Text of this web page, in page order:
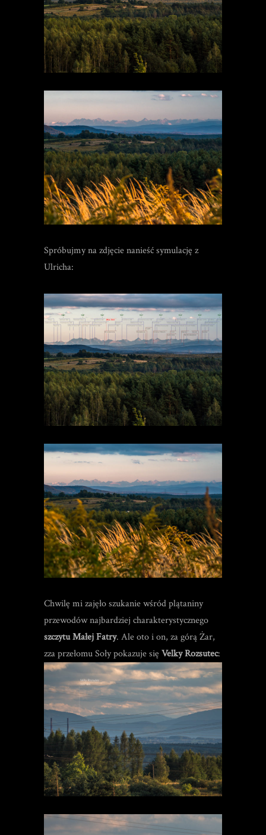
Spróbujmy na zdjęcie nanieść symulację z
Ulricha:
Chwilę mi zajęło szukanie wśród plątaniny
przewodów najbardziej charakterystycznego
szczytu Małej Fatry. Ale oto i on, za górą Żar,
zza przełomu Soły pokazuje się Velky Rozsutec: